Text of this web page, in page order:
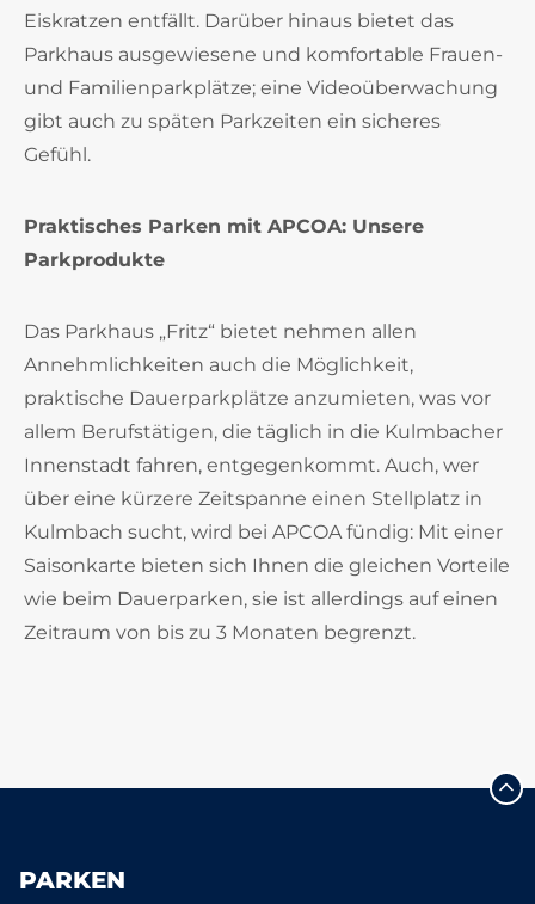
Eiskratzen entfällt. Darüber hinaus bietet das
Parkhaus ausgewiesene und komfortable Frauen-
und Familienparkplätze; eine Videoüberwachung
gibt auch zu späten Parkzeiten ein sicheres
Gefühl.
Praktisches Parken mit APCOA: Unsere
Parkprodukte
Das Parkhaus „Fritz“ bietet nehmen allen
Annehmlichkeiten auch die Möglichkeit,
praktische Dauerparkplätze anzumieten, was vor
allem Berufstätigen, die täglich in die Kulmbacher
Innenstadt fahren, entgegenkommt. Auch, wer
über eine kürzere Zeitspanne einen Stellplatz in
Kulmbach sucht, wird bei APCOA fündig: Mit einer
Saisonkarte bieten sich Ihnen die gleichen Vorteile
wie beim Dauerparken, sie ist allerdings auf einen
Zeitraum von bis zu 3 Monaten begrenzt.
PARKEN